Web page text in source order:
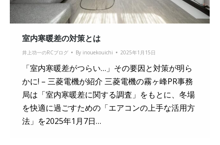
室内寒暖差の対策とは
井上功一のRCブログ By inouekouichi 2025年1月15日
「室内寒暖差がつらい…」その要因と対策が明ら
かに! – 三菱電機が紹介 三菱電機の霧ヶ峰PR事務
局は「室内寒暖差に関する調査」をもとに、冬場
を快適に過ごすための「エアコンの上手な活用方
法」を2025年1月7日…